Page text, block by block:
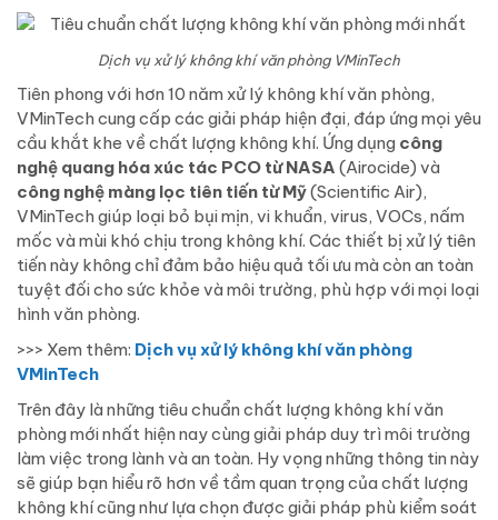
Dịch vụ xử lý không khí văn phòng VMinTech
Tiên phong với hơn 10 năm xử lý không khí văn phòng,
VMinTech cung cấp các giải pháp hiện đại, đáp ứng mọi yêu
cầu khắt khe về chất lượng không khí. Ứng dụng công
nghệ quang hóa xúc tác PCO từ NASA (Airocide) và
công nghệ màng lọc tiên tiến từ Mỹ(Scientific Air),
VMinTech giúp loại bỏ bụi mịn, vi khuẩn, virus, VOCs, nấm
mốc và mùi khó chịu trong không khí. Các thiết bị xử lý tiên
tiến này không chỉ đảm bảo hiệu quả tối ưu mà còn an toàn
tuyệt đối cho sức khỏe và môi trường, phù hợp với mọi loại
hình văn phòng.
>>> Xem thêm: Dịch vụ xử lý không khí văn phòng
VMinTech
Trên đây là những tiêu chuẩn chất lượng không khí văn
phòng mới nhất hiện nay cùng giải pháp duy trì môi trường
làm việc trong lành và an toàn. Hy vọng những thông tin này
sẽ giúp bạn hiểu rõ hơn về tầm quan trọng của chất lượng
không khí cũng như lựa chọn được giải pháp phù kiểm soát